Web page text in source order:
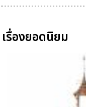
เรื่องยอดนิยม